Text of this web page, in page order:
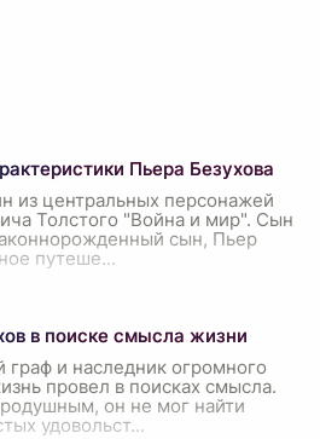
Пьера Безухова
из центральных персонажей
Толстого "Война и мир". Сын
сын, Пьер
путеше...
в поиске смысла жизни
и наследник огромного
провел в поисках смысла.
он не мог найти
удовольст...